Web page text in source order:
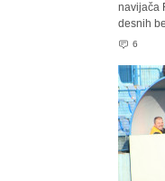
navijača
desnih
6